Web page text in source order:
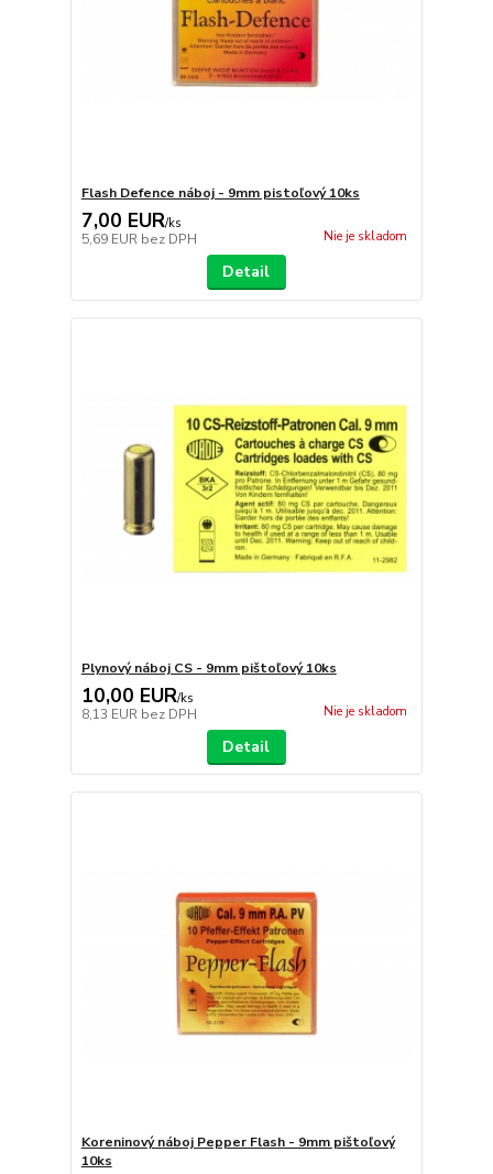
Flash Defence náboj - 9mm pistoľový 10ks
7,00 EUR/ks
5,69 EUR bez DPH Nie je skladom
Detail
Plynový náboj CS - 9mm pištoľový 10ks
10,00 EUR/ks
8,13 EUR bez DPH Nie je skladom
Detail
Koreninový náboj Pepper Flash - 9mm pištoľový
10ks